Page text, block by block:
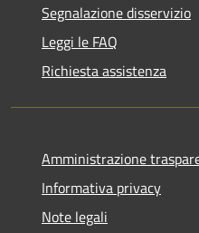
Segnalazione disservizio
Leggi le FAQ
Richiesta assistenza
Amministrazione
Informativa privacy
Note legali